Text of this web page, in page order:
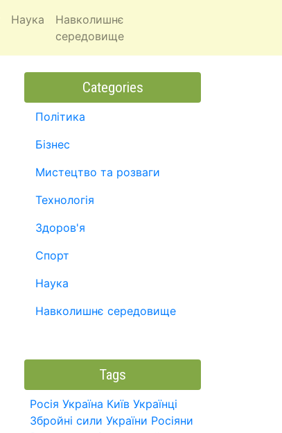
Наука
Навколишнє
середовище
Categories
Політика
Бізнес
Мистецтво та розваги
Технологія
Здоров'я
Спорт
Наука
Навколишнє середовище
Tags
Росія Україна Київ Українці
Збройні сили України Росіяни